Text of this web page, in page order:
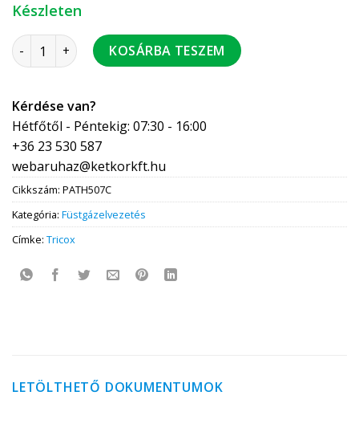
Készleten
Tricox PATH507C Tetőátvezető hosszabbító 60/100
KOSÁRBA TESZEM
Kérdése van?
Hétfőtől - Péntekig: 07:30 - 16:00
+36 23 530 587
webaruhaz@ketkorkft.hu
Cikkszám: PATH507C
Kategória: Füstgázelvezetés
Címke: Tricox
LETÖLTHETŐ DOKUMENTUMOK